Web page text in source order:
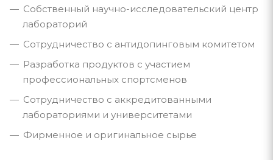
Собственный научно-исследовательский центр
лабораторий
Сотрудничество с антидопинговым комитетом
Разработка продуктов с участием
профессиональных спортсменов
Сотрудничество с аккредитованными
лабораториями и университетами
Фирменное и оригинальное сырье